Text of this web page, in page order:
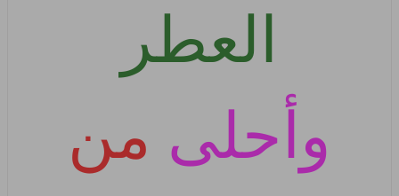
العطر
وأحلى من